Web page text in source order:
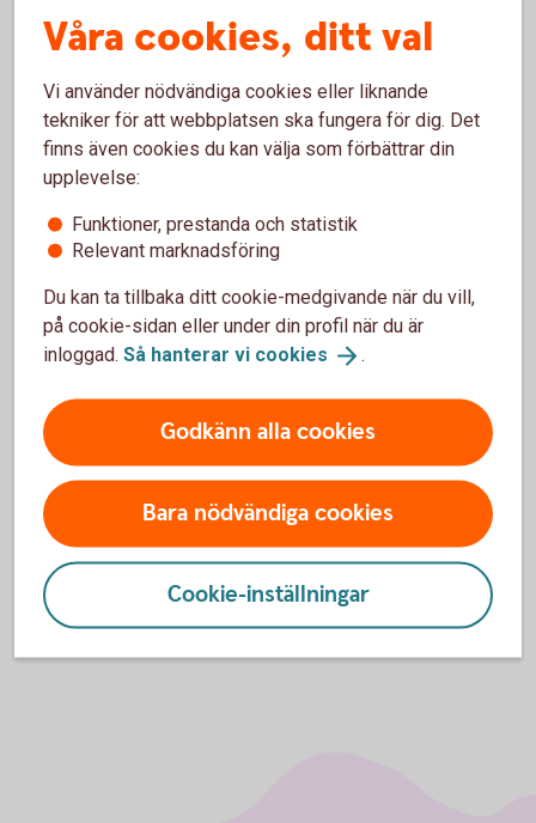
Resevaluta
Så här beställer du valuta
Beställ valuta via Loomis
Beställ valuta enkelt och snabbt via Loomis.se. Du
Mastercard, Swish eller faktura. Loomis bjuder på
frakten. Du hämtar enkelt ut valutan på sitt närmaste
postombud.
Beställ valuta via
Våra cookies, ditt val
Vi använder nödvändiga cookies eller liknande
tekniker för att webbplatsen ska fungera för dig. Det
finns även cookies du kan välja som förbättrar din
upplevelse:
Funktioner, prestanda och statistik
Relevant marknadsföring
Du kan ta tillbaka ditt cookie-medgivande när du vill,
på cookie-sidan eller under din profil när du är
inloggad. Så hanterar vi cookies .
Godkänn alla cookies
Bara nödvändiga cookies
Cookie-inställningar